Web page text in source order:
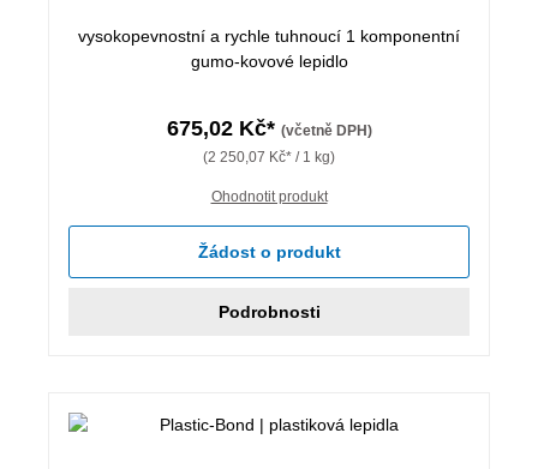
vysokopevnostní a rychle tuhnoucí 1 komponentní
gumo-kovové lepidlo
675,02 Kč* (včetně DPH)
(2 250,07 Kč* / 1 kg)
Ohodnotit produkt
Žádost o produkt
Podrobnosti